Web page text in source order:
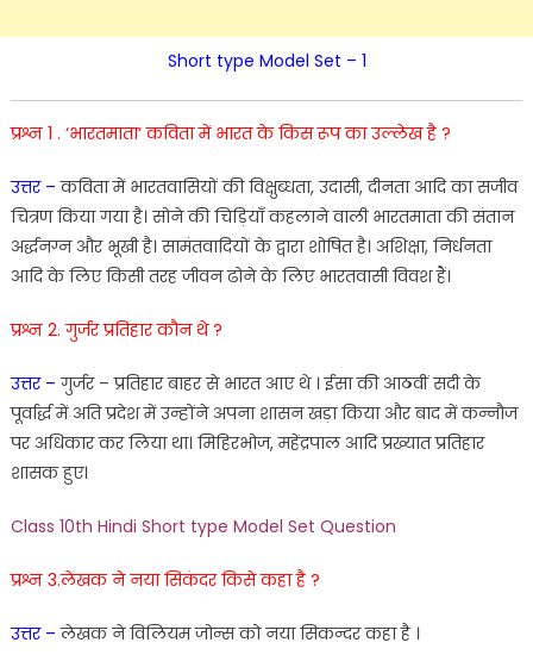
Short type Model Set – 1
प्रश्न 1 . ‘भारतमाता‘कवितामें भारतकेकिसरूपकाउल्लेखहै ?
उत्तर – कवितामें भारतवासियोंकीविक्षुब्धता,उदासी,दीनता आदिकासजीव
चित्रणकियागयाहै।सोनेकीचिड़ियाँकहलानेवाली भारतमाताकीसंतान
अर्द्धनग्न और भूखीहै।सामंतवादियोंकेद्वारा शोषितहै। अशिक्षा, निर्धनता
आदिकेलिएकिसीतरहजीवनढोनेकेलिए भारतवासीविवशहैं।
प्रश्न 2.गुर्जरप्रतिहारकौनथे?
उत्तर – गुर्जर –प्रतिहारबाहरसे भारत आएथे ।ईसाकी आठवींसदीके
पूर्वार्द्धमें अतिप्रदेशमेंउन्होंने अपना शासनखड़ाकिया औरबादमेंकन्नौज
पर अधिकारकरलियाथा। मिहिरभोज,महेंद्रपाल आदिप्रख्यातप्रतिहार
शासकहुए।
Class 10th Hindi Short type Model Set Question
प्रश्न 3.लेखकने नयासिकंदरकिसेकहाहै ?
उत्तर – लेखकनेविलियमजोन्सकोनयासिकन्दरकहाहै ।